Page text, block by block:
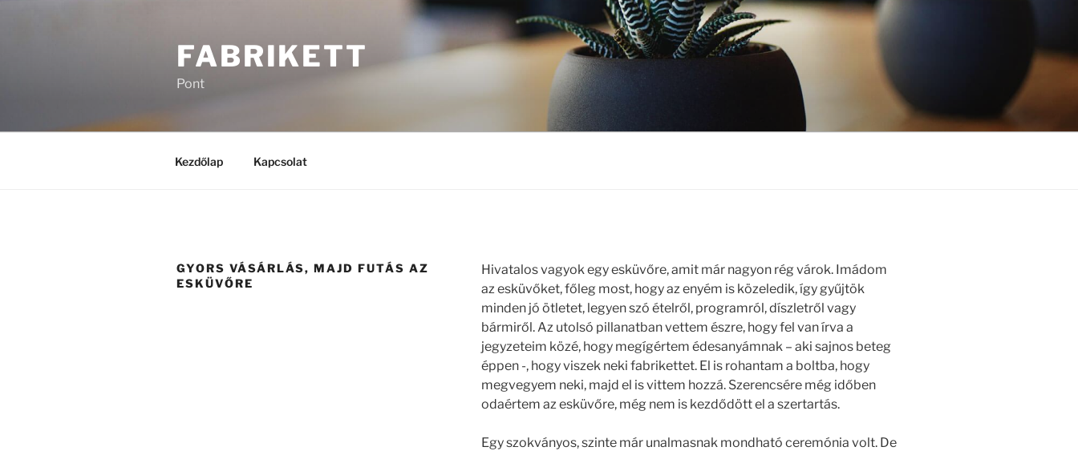
FABRIKETT
Pont
Kezdőlap Kapcsolat
GYORS VÁSÁRLÁS, MAJD FUTÁS AZ
ESKÜVŐRE
Hivatalos vagyok egy esküvőre, amit már nagyon rég várok. Imádom
az esküvőket, főleg most, hogy az enyém is közeledik, így gyűjtök
minden jó ötletet, legyen szó ételről, programról, díszletről vagy
bármiről. Az utolsó pillanatban vettem észre, hogy fel van írva a
jegyzeteim közé, hogy megígértem édesanyámnak – aki sajnos beteg
éppen -, hogy viszek neki fabrikettet. El is rohantam a boltba, hogy
megvegyem neki, majd el is vittem hozzá. Szerencsére még időben
odaértem az esküvőre, még nem is kezdődött el a szertartás.
Egy szokványos, szinte már unalmasnak mondható ceremónia volt. De